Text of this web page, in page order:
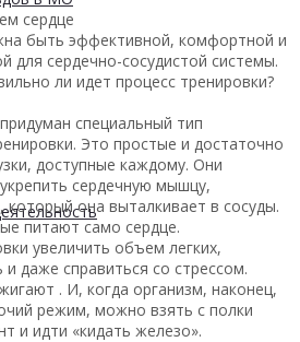
сердце
быть эффективной, комфортной и
для сердечно-сосудистой системы.
ли идет процесс тренировки?
специальный тип
Это простые и достаточно
доступные каждому. Они
сердечную мышцу,
она выталкивает в сосуды.
питают само сердце.
увеличить объем легких,
даже справиться со стрессом.
. И, когда организм, наконец,
режим, можно взять с полки
и идти «кидать железо».